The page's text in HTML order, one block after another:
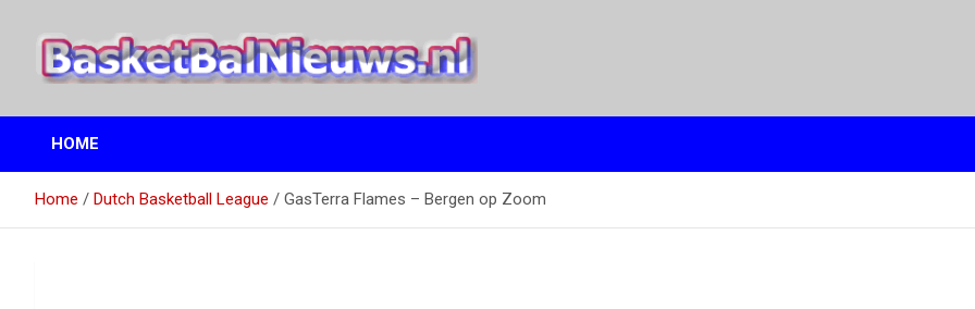
inhoud
BasketBalNieuws.nl
Etten
HOME
Home Dutch Basketball League GasTerra Flames – Bergen op Zoom